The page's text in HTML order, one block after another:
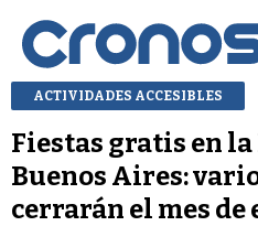
ACTIVIDADES ACCESIBLES
Fiestas gratis en
Buenos Aires:
cerrarán el mes de